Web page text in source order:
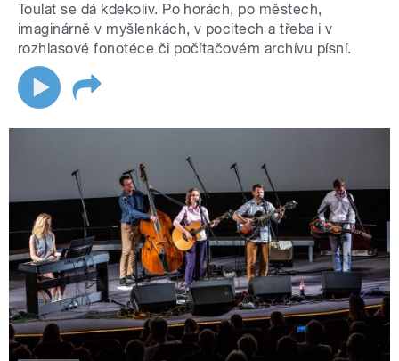
Toulat se dá kdekoliv. Po horách, po městech,
imaginárně v myšlenkách, v pocitech a třeba i v
rozhlasové fonotéce či počítačovém archívu písní.